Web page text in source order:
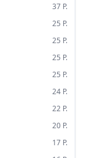
37 P.
25 P.
25 P.
25 P.
25 P.
24 P.
22 P.
20 P.
17 P.